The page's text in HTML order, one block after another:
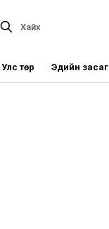
Улс төр Эдийн засаг